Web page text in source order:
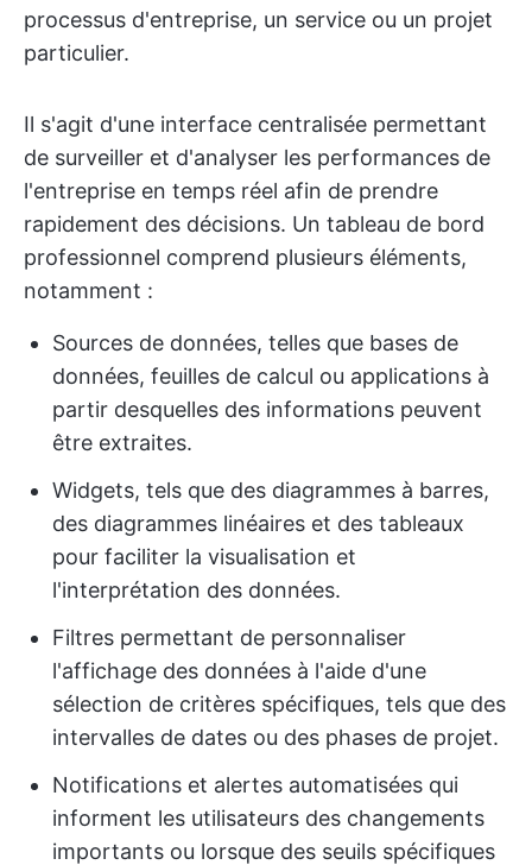
processus d'entreprise, un service ou un projet
particulier.
Il s'agit d'une interface centralisée permettant
de surveiller et d'analyser les performances de
l'entreprise en temps réel afin de prendre
rapidement des décisions. Un tableau de bord
professionnel comprend plusieurs éléments,
notamment :
Sources de données, telles que bases de
données, feuilles de calcul ou applications à
partir desquelles des informations peuvent
être extraites.
Widgets, tels que des diagrammes à barres,
des diagrammes linéaires et des tableaux
pour faciliter la visualisation et
l'interprétation des données.
Filtres permettant de personnaliser
l'affichage des données à l'aide d'une
sélection de critères spécifiques, tels que des
intervalles de dates ou des phases de projet.
Notifications et alertes automatisées qui
informent les utilisateurs des changements
importants ou lorsque des seuils spécifiques